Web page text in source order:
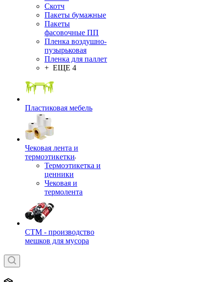
Скотч
Пакеты бумажные
Пакеты
фасовочные ПП
Пленка воздушно-
пузырьковая
Пленка для паллет
+ ЕЩЕ 4
Пластиковая мебель
Чековая лента и
термоэтикетки
Термоэтикетка и
ценники
Чековая и
термолента
СТМ - производство
мешков для мусора